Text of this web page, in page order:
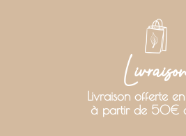
Livraison offerte
à partir de 50€